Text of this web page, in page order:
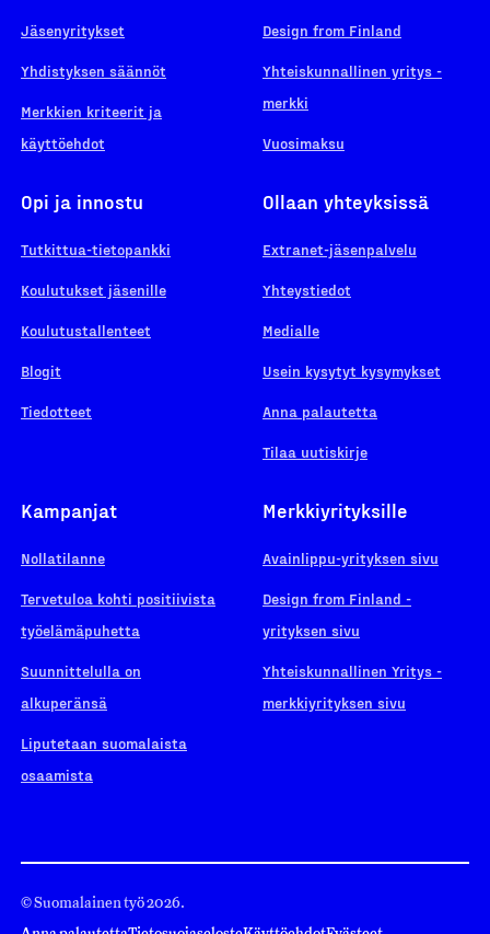
Jäsenyritykset
Yhdistyksen säännöt
Merkkien kriteerit ja
käyttöehdot
Design from Finland
Yhteiskunnallinen yritys -
merkki
Vuosimaksu
Opi ja innostu
Tutkittua-tietopankki
Koulutukset jäsenille
Koulutustallenteet
Blogit
Tiedotteet
Ollaan yhteyksissä
Extranet-jäsenpalvelu
Yhteystiedot
Medialle
Usein kysytyt kysymykset
Anna palautetta
Tilaa uutiskirje
Kampanjat
Nollatilanne
Tervetuloa kohti positiivista
työelämäpuhetta
Suunnittelulla on
alkuperänsä
Liputetaan suomalaista
osaamista
Merkkiyrityksille
Avainlippu-yrityksen sivu
Design from Finland -
yrityksen sivu
Yhteiskunnallinen Yritys -
merkkiyrityksen sivu
© Suomalainen työ 2026.